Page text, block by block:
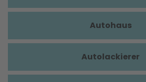
Autohaus
Autolackierer